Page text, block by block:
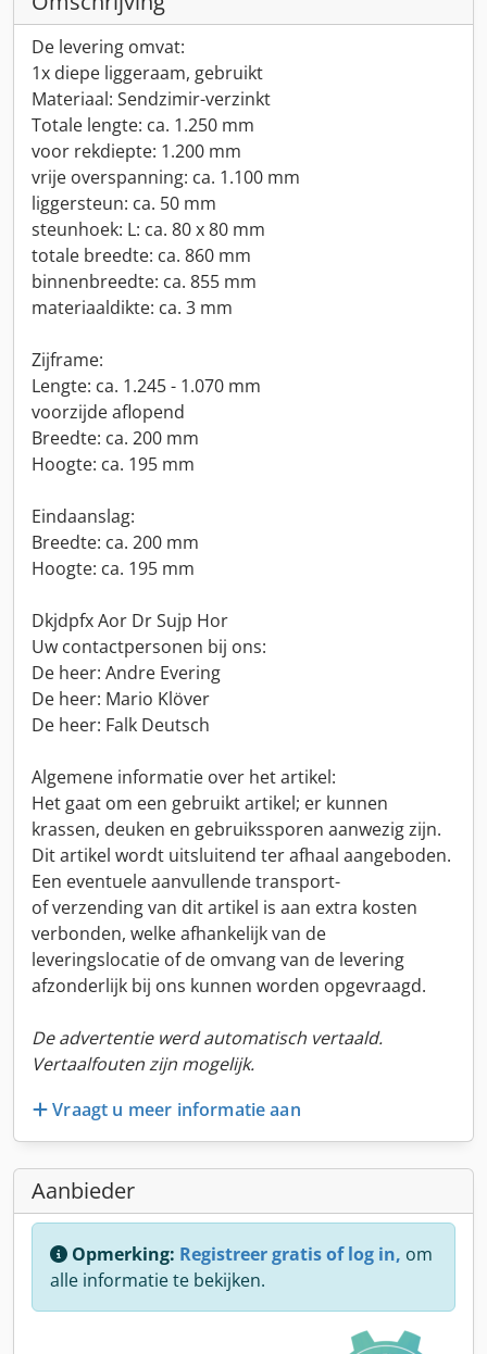
De levering omvat:
1x diepe liggeraam, gebruikt
Materiaal: Sendzimir-verzinkt
Totale lengte: ca. 1.250 mm
voor rekdiepte: 1.200 mm
vrije overspanning: ca. 1.100 mm
liggersteun: ca. 50 mm
steunhoek: L: ca. 80 x 80 mm
totale breedte: ca. 860 mm
binnenbreedte: ca. 855 mm
materiaaldikte: ca. 3 mm
Zijframe:
Lengte: ca. 1.245 - 1.070 mm
voorzijde aflopend
Breedte: ca. 200 mm
Hoogte: ca. 195 mm
Eindaanslag:
Breedte: ca. 200 mm
Hoogte: ca. 195 mm
Dkjdpfx Aor Dr Sujp Hor
Uw contactpersonen bij ons:
De heer: Andre Evering
De heer: Mario Klöver
De heer: Falk Deutsch
Algemene informatie over het artikel:
Het gaat om een gebruikt artikel; er kunnen
krassen, deuken en gebruikssporen aanwezig zijn.
Dit artikel wordt uitsluitend ter afhaal aangeboden.
Een eventuele aanvullende transport-
of verzending van dit artikel is aan extra kosten
verbonden, welke afhankelijk van de
leveringslocatie of de omvang van de levering
afzonderlijk bij ons kunnen worden opgevraagd.
De advertentie werd automatisch vertaald.
Vertaalfouten zijn mogelijk.
Vraagt u meer informatie aan
Aanbieder
Opmerking: Registreer gratis of log in, om
alle informatie te bekijken.